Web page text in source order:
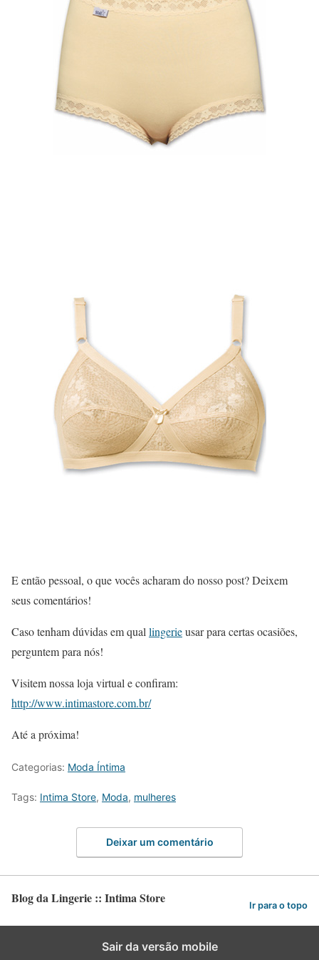
E então pessoal, o que vocês acharam do nosso post? Deixem
seus comentários!
Caso tenham dúvidas em quallingerieusar para certas ocasiões,
perguntem para nós!
Visitem nossa loja virtual e confiram:
http://www.intimastore.com.br/
Até a próxima!
Categorias: Moda Íntima
Tags: Intima Store, Moda, mulheres
Deixar um comentário
Blog da Lingerie :: Intima Store Ir para o topo
Sair da versão mobile